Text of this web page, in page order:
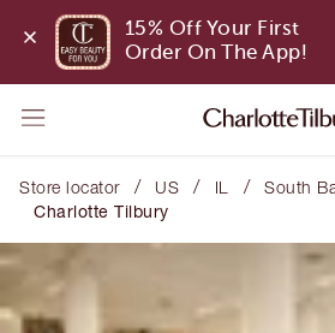
15% Off Your First
Order On The App!
Store locator / US / IL / South
Charlotte Tilbury